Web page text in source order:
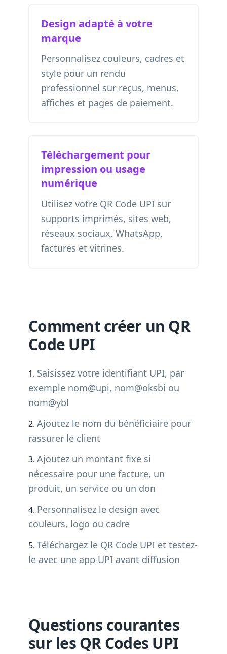
Design adapté à votre
marque
Personnalisez couleurs, cadres et
style pour un rendu
professionnel sur reçus, menus,
affiches et pages de paiement.
Téléchargement pour
impression ou usage
numérique
Utilisez votre QR Code UPI sur
supports imprimés, sites web,
réseaux sociaux, WhatsApp,
factures et vitrines.
Comment créer un QR
Code UPI
Saisissez votre identifiant UPI, par
exemple nom@upi, nom@oksbi ou
nom@ybl
Ajoutez le nom du bénéficiaire pour
rassurer le client
Ajoutez un montant fixe si
nécessaire pour une facture, un
produit, un service ou un don
Personnalisez le design avec
couleurs, logo ou cadre
Téléchargez le QR Code UPI et testez-
le avec une app UPI avant diffusion
Questions courantes
sur les QR Codes UPI